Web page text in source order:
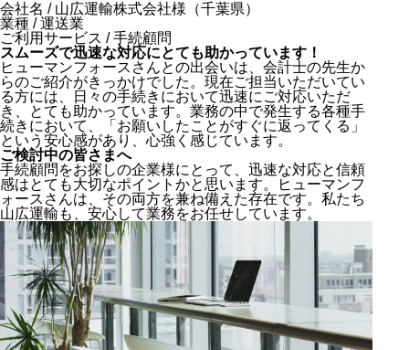
会社名 / 山広運輸株式会社様（千葉県）
業種 / 運送業
ご利用サービス / 手続顧問
スムーズで迅速な対応にとても助かっています！
ヒューマンフォースさんとの出会いは、会計士の先生か
らのご紹介がきっかけでした。現在ご担当いただいてい
る方には、日々の手続きにおいて迅速にご対応いただ
き、とても助かっています。業務の中で発生する各種手
続きにおいて、「お願いしたことがすぐに返ってくる」
という安心感があり、心強く感じています。
ご検討中の皆さまへ
手続顧問をお探しの企業様にとって、迅速な対応と信頼
感はとても大切なポイントかと思います。ヒューマンフ
ォースさんは、その両方を兼ね備えた存在です。私たち
山広運輸も、安心して業務をお任せしています。